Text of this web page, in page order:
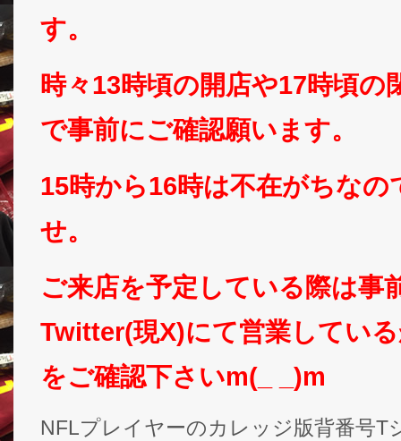
す。
時々13時頃の開店や17時頃の
で事前にご確認願います。
15時から16時は不在がちなの
せ。
ご来店を予定している際は事
Twitter(現X)にて営業してい
をご確認下さいm(_ _)m
NFLプレイヤーのカレッジ版背番号T